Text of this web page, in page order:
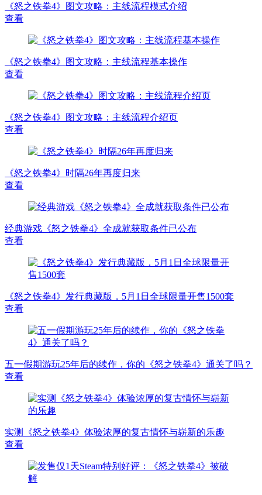
《怒之铁拳4》图文攻略：主线流程模式介绍
查看
《怒之铁拳4》图文攻略：主线流程基本操作
查看
《怒之铁拳4》图文攻略：主线流程介绍页
查看
《怒之铁拳4》时隔26年再度归来
查看
经典游戏《怒之铁拳4》全成就获取条件已公布
查看
《怒之铁拳4》发行典藏版，5月1日全球限量开售1500套
查看
五一假期游玩25年后的续作，你的《怒之铁拳4》通关了吗？
查看
实测《怒之铁拳4》体验浓厚的复古情怀与崭新的乐趣
查看